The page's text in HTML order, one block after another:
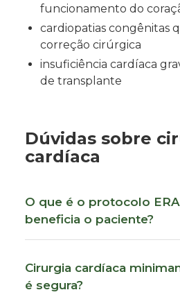
funcionamento do
cardiopatias congênitas
correção cirúrgica
insuficiência cardíaca
de transplante
Dúvidas sobre
cardíaca
O que é o protocolo
beneficia o paciente?
Cirurgia cardíaca
é segura?